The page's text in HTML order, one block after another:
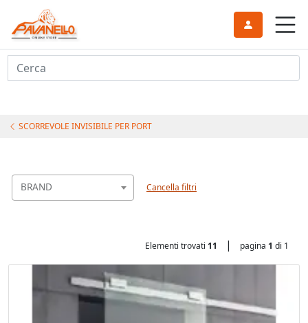
Cerca
SCORREVOLE INVISIBILE PER PORT
BRAND Cancella filtri
Elementi trovati 11 | pagina 1 di 1